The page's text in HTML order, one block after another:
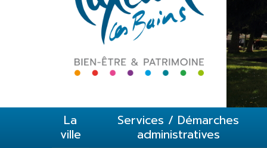
La
ville
Services / Démarches
administratives